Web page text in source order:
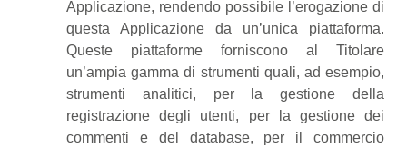
Applicazione, rendendo possibile l’erogazione di
questa Applicazione da un’unica piattaforma.
Queste piattaforme forniscono al Titolare
un’ampia gamma di strumenti quali, ad esempio,
strumenti analitici, per la gestione della
registrazione degli utenti, per la gestione dei
commenti e del database, per il commercio